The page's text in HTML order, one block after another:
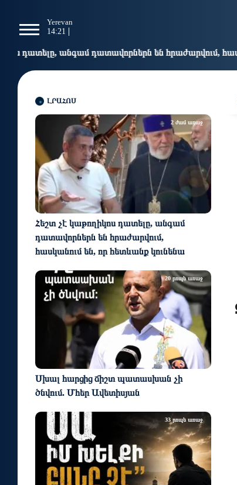
Yerevan
14:21
են հրաժարվում, հասկանում են, որ
ԼՐԱՀՈՍ
Հեշտ չէ կաթողիկոս դատելը, անգամ
դատավորներն են հրաժարվում,
հասկանում են, որ հետևանք կունենա
2 ժամ առաջ
Սխալ հարցից ճիշտ պատասխան չի
ծնվում. Մհեր Ավետիսյան
20 րոպե առաջ
33 րոպե առաջ